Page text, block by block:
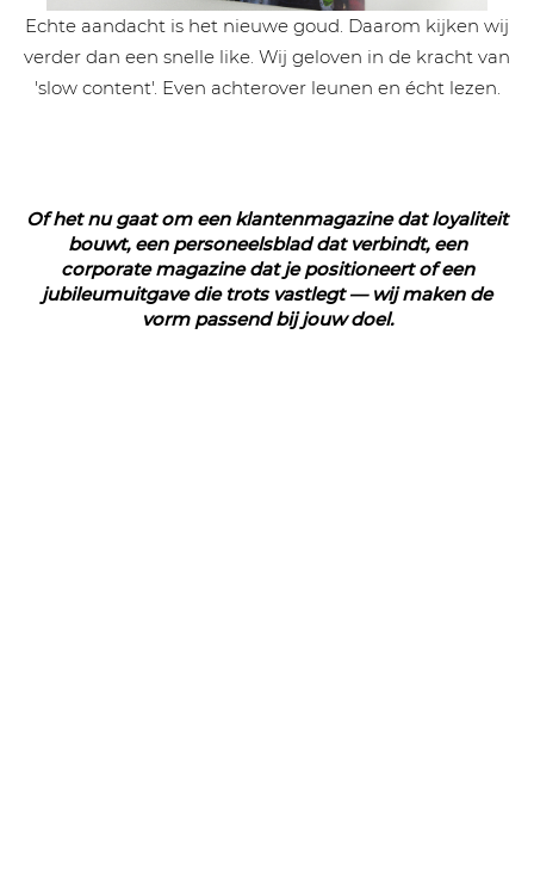
Echte aandacht is het nieuwe goud. Daarom kijken wij
verder dan een snelle like. Wij geloven in de kracht van
'slow content'. Even achterover leunen en écht lezen.
Of het nu gaat om een klantenmagazine dat loyaliteit
bouwt, een personeelsblad dat verbindt, een
corporate magazine dat je positioneert of een
jubileumuitgave die trots vastlegt — wij maken de
vorm passend bij jouw doel.